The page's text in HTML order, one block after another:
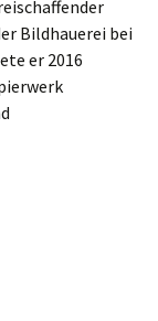
Bildhauerei bei
er 2016